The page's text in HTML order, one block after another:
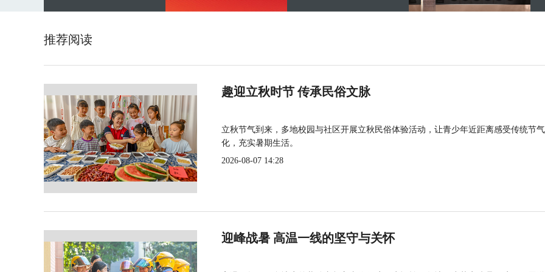
推荐阅读
趣迎立秋时节 传承民俗文脉
立秋节气到来，多地校园与社区开展立秋民俗体验活动，让青少年近距离感受传统节
化，充实暑期生活。
2026-08-07 14:28
迎峰战暑 高温一线的坚守与关怀